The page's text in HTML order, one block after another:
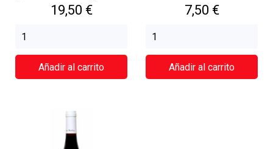
Precio
19,50 €
Añadir al carrito
Precio
7,50 €
Añadir al carrito